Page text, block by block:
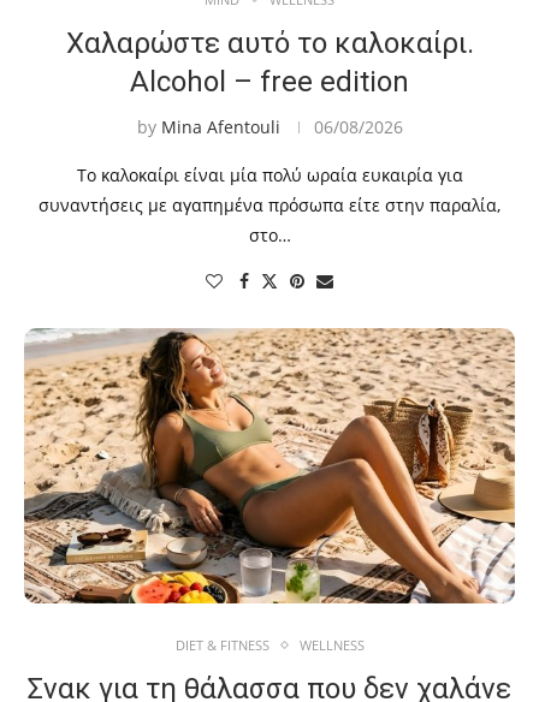
Χαλαρώστε αυτό το καλοκαίρι.
Alcohol – free edition
by Mina Afentouli 06/08/2026
Το καλοκαίρι είναι μία πολύ ωραία ευκαιρία για
συναντήσεις με αγαπημένα πρόσωπα είτε στην παραλία,
στο…
DIET & FITNESS WELLNESS
Σνακ για τη θάλασσα που δεν χαλάνε